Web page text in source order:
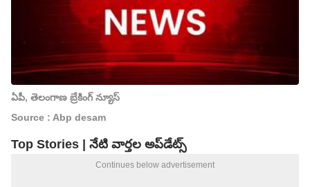
ఏపీ, తెలంగాణ బ్రేకింగ్ న్యూస్
Source : Abp desam
Top Stories | నేటి వార్తల అప్‌డేట్స్
Continues below advertisement